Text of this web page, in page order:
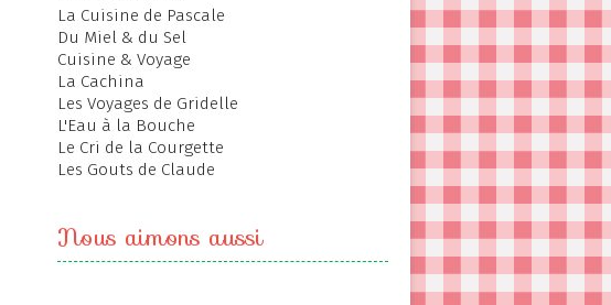
La Cuisine de Pascale
Du Miel & du Sel
Cuisine & Voyage
La Cachina
Les Voyages de Gridelle
L'Eau à la Bouche
Le Cri de la Courgette
Les Gouts de Claude
Nous aimons aussi